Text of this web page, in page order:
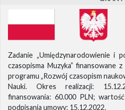
Zadanie „Umiędzynarodowienie i
czasopisma Muzyka” finansowane
programu „Rozwój czasopism
Nauki. Okres realizacji:
finansowania: 60.000 PLN;
podpisania umowy: 15.12.2022.